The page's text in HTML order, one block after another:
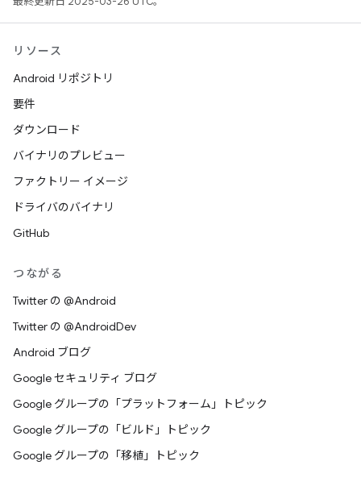
リソース
Android リポジトリ
要件
ダウンロード
バイナリのプレビュー
ファクトリー イメージ
ドライバのバイナリ
GitHub
つながる
Twitter の @Android
Twitter の @AndroidDev
Android ブログ
Google セキュリティ ブログ
Google グループの「プラットフォーム」トピック
Google グループの「ビルド」トピック
Google グループの「移植」トピック